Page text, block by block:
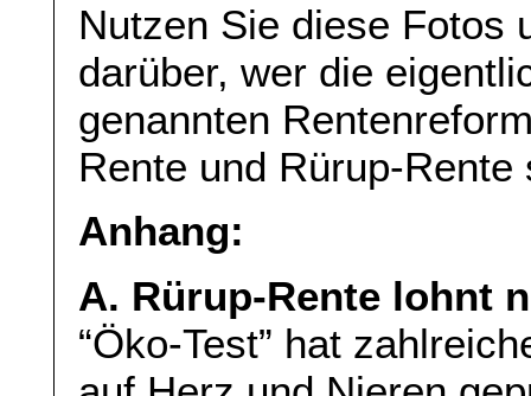
Nutzen Sie diese Fotos
darüber, wer die
genannten
Rente und Rürup-Rente
Anhang:
A. Rürup-Rente lohnt
“Öko-Test” hat